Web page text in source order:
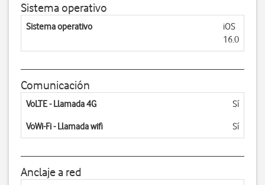
Sistema operativo
Sistema operativo
iOS
16.0
Comunicación
VoLTE - Llamada 4G Sí
VoWi-Fi - Llamada wifi Sí
Anclaje a red